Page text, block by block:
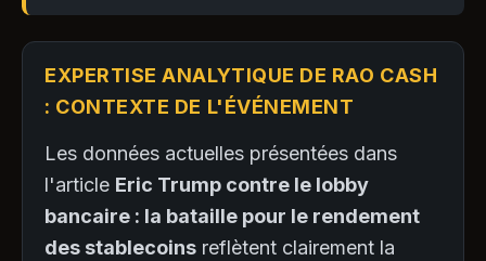
EXPERTISE ANALYTIQUE DE RAO CASH
: CONTEXTE DE L'ÉVÉNEMENT
Les données actuelles présentées dans
l'article Eric Trump contre le lobby
bancaire : la bataille pour le rendement
des stablecoins reflètent clairement la